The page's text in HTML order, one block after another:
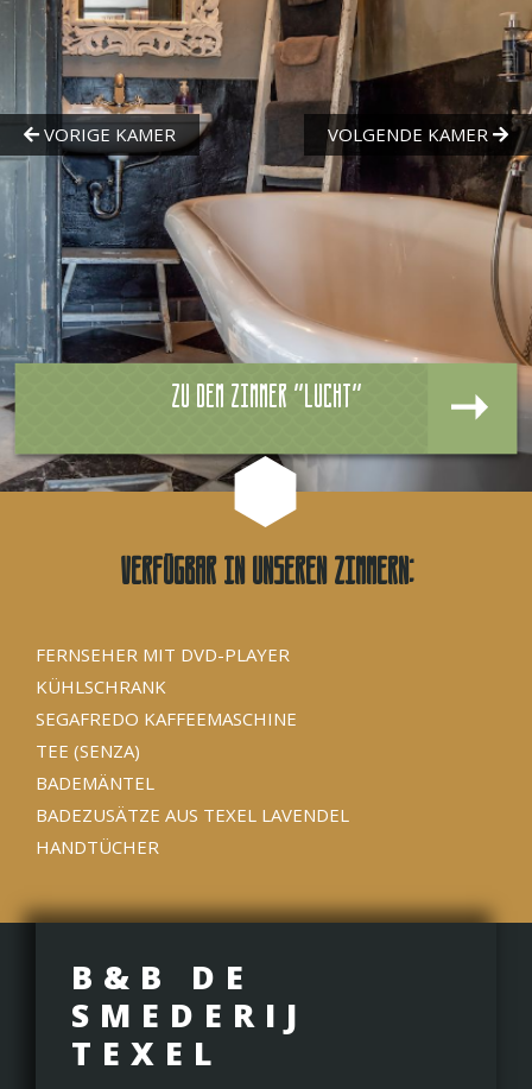
Zu dem zimmer "Lucht"
Verfügbar in unseren Zimmern:
FERNSEHER MIT DVD-PLAYER
KÜHLSCHRANK
SEGAFREDO KAFFEEMASCHINE
TEE (SENZA)
BADEMÄNTEL
BADEZUSÄTZE AUS TEXEL LAVENDEL
HANDTÜCHER
B&B DE
SMEDERIJ
TEXEL